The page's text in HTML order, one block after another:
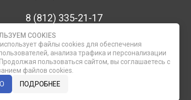
8 (812) 335-21-17
7 (911) 947-43-48
COOKIES
файлы cookies для обеспечения
анализа трафика и персонализации
пользоваться сайтом, вы соглашаетесь с
файлов cookies.
ПОДРОБНЕЕ